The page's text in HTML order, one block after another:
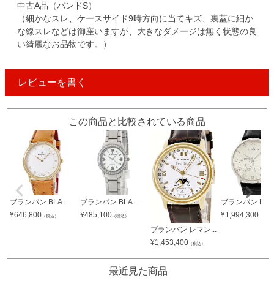
中古A品（バンドS）
（細かなスレ、ケースサイド9時方向に当てキズ、裏蓋に細か
な線スレなどは御座いますが、大きなダメージは無く状態の良
い綺麗なお品物です。）
レビューを書く
この商品と比較されている商品
ブランパン BLA...
¥646,800 （税込）
ブランパン BLA...
¥485,100 （税込）
ブランパン レマン...
¥1,453,400 （税込）
ブランパン
¥1,994,300
最近見た商品